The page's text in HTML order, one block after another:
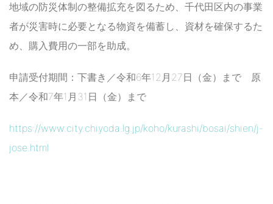
地域の防災体制の整備拡充を図るため、千代田区内の事業
者が災害時に必要となる物資を備蓄し、資材を確保するた
め、購入費用の一部を助成。
申請受付期間：下書き／令和6年12月27日（金）まで 原
本／令和7年1月31日（金）まで
https://www.city.chiyoda.lg.jp/koho/kurashi/bosai/shien/j-
jose.html